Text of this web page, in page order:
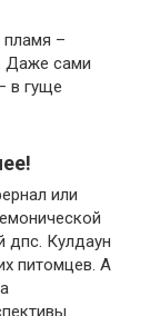
пламя –
Даже сами
в гуще
или
дпс. Кулдаун
питомцев. А